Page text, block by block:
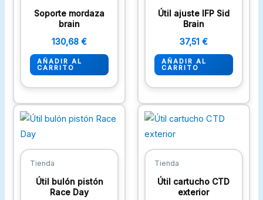
Soporte mordaza
brain
130,68€
AÑADIR AL
CARRITO
Útil ajuste IFP Sid
Brain
37,51 €
AÑADIR AL
CARRITO
Tienda
Útil bulón pistón
Race Day
Tienda
Útil cartucho CTD
exterior